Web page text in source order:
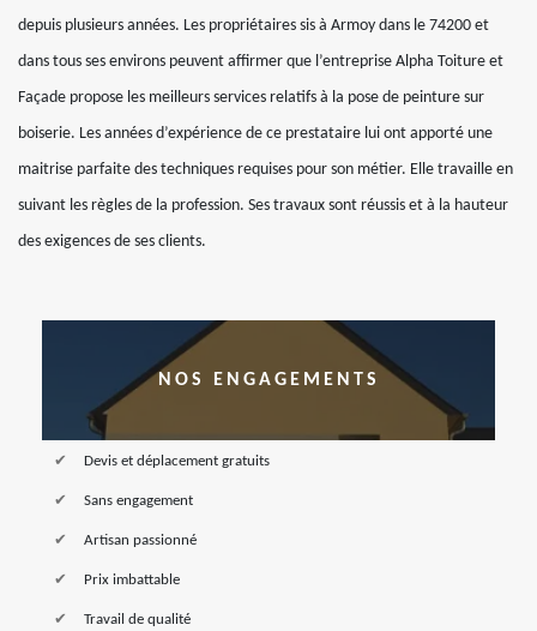
depuis plusieurs années. Les propriétaires sis à Armoy dans le 74200 et
dans tous ses environs peuvent affirmer que l’entreprise Alpha Toiture et
Façade propose les meilleurs services relatifs à la pose de peinture sur
boiserie. Les années d’expérience de ce prestataire lui ont apporté une
maitrise parfaite des techniques requises pour son métier. Elle travaille en
suivant les règles de la profession. Ses travaux sont réussis et à la hauteur
des exigences de ses clients.
NOS ENGAGEMENTS
Devis et déplacement gratuits
Sans engagement
Artisan passionné
Prix imbattable
Travail de qualité